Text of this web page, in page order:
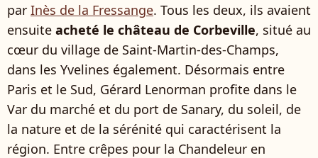
par Inès de la Fressange. Tous les deux, ils avaient
ensuite acheté le château de Corbeville, situé au
cœur du village de Saint-Martin-des‑Champs,
dans les Yvelines également. Désormais entre
Paris et le Sud, Gérard Lenorman profite dans le
Var du marché et du port de Sanary, du soleil, de
la nature et de la sérénité qui caractérisent la
région. Entre crêpes pour la Chandeleur en